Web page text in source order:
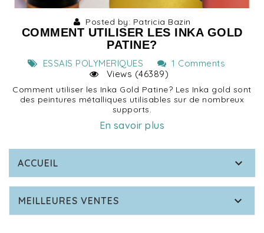
Posted by: Patricia Bazin
COMMENT UTILISER LES INKA GOLD
PATINE?
ESSAIS POLYMERIQUES
1 Comments
Views (46389)
Comment utiliser les Inka Gold Patine? Les Inka gold sont
des peintures métalliques utilisables sur de nombreux
supports.
En savoir plus
ACCUEIL 
MEILLEURES VENTES 